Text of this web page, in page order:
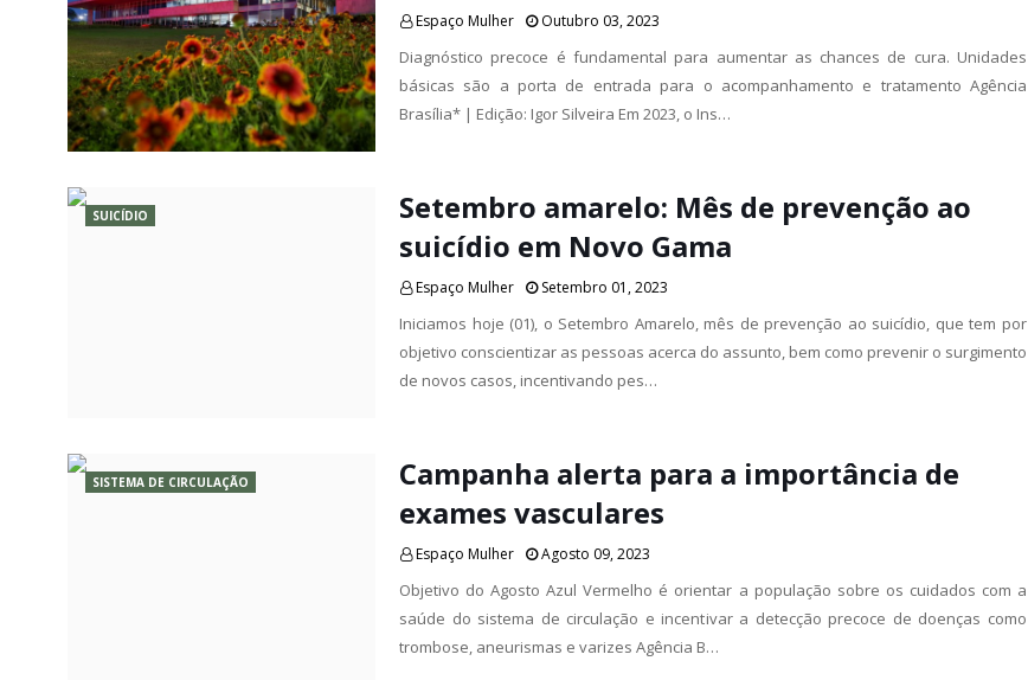
Espaço Mulher Outubro 03, 2023
Diagnóstico precoce é fundamental para aumentar as chances de cura. Unidades
básicas são a porta de entrada para o acompanhamento e tratamento Agência
Brasília* | Edição: Igor Silveira Em 2023, o Ins…
SUICÍDIO
Setembro amarelo: Mês de prevenção ao
suicídio em Novo Gama
Espaço Mulher Setembro 01, 2023
Iniciamos hoje (01), o Setembro Amarelo, mês de prevenção ao suicídio, que tem por
objetivo conscientizar as pessoas acerca do assunto, bem como prevenir o surgimento
de novos casos, incentivando pes…
SISTEMA DE CIRCULAÇÃO
Campanha alerta para a importância de
exames vasculares
Espaço Mulher Agosto 09, 2023
Objetivo do Agosto Azul Vermelho é orientar a população sobre os cuidados com a
saúde do sistema de circulação e incentivar a detecção precoce de doenças como
trombose, aneurismas e varizes Agência B…